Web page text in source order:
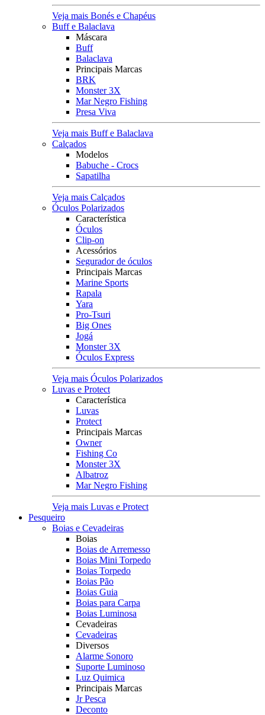
Veja mais Bonés e Chapéus
Buff e Balaclava
Máscara
Buff
Balaclava
Principais Marcas
BRK
Monster 3X
Mar Negro Fishing
Presa Viva
Veja mais Buff e Balaclava
Calçados
Modelos
Babuche - Crocs
Sapatilha
Veja mais Calçados
Óculos Polarizados
Característica
Óculos
Clip-on
Acessórios
Segurador de óculos
Principais Marcas
Marine Sports
Rapala
Yara
Pro-Tsuri
Big Ones
Jogá
Monster 3X
Óculos Express
Veja mais Óculos Polarizados
Luvas e Protect
Característica
Luvas
Protect
Principais Marcas
Owner
Fishing Co
Monster 3X
Albatroz
Mar Negro Fishing
Veja mais Luvas e Protect
Pesqueiro
Boias e Cevadeiras
Boias
Boias de Arremesso
Boias Mini Torpedo
Boias Torpedo
Boias Pão
Boias Guia
Boias para Carpa
Boias Luminosa
Cevadeiras
Cevadeiras
Diversos
Alarme Sonoro
Suporte Luminoso
Luz Quimica
Principais Marcas
Jr Pesca
Deconto